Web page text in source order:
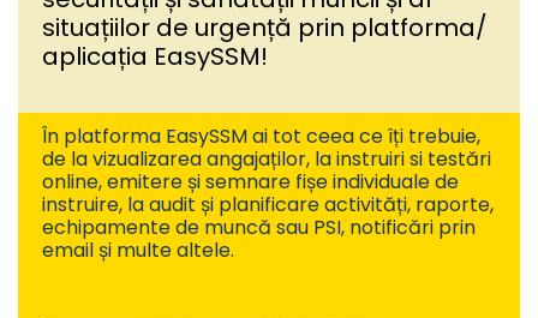
situațiilor de urgență prin platforma/
aplicația EasySSM!
În platforma EasySSM ai tot ceea ce îți trebuie,
de la vizualizarea angajaților, la instruiri si testări
online, emitere și semnare fișe individuale de
instruire, la audit și planificare activități, raporte,
echipamente de muncă sau PSI, notificări prin
email și multe altele.